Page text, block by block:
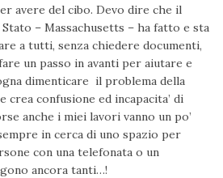
avere del cibo. Devo dire che il
– Massachusetts – ha fatto e sta
a tutti, senza chiedere documenti,
un passo in avanti per aiutare e
dimenticare il problema della
crea confusione ed incapacita’ di
anche i miei lavori vanno un po’
in cerca di uno spazio per
con una telefonata o un
ancora tanti…!